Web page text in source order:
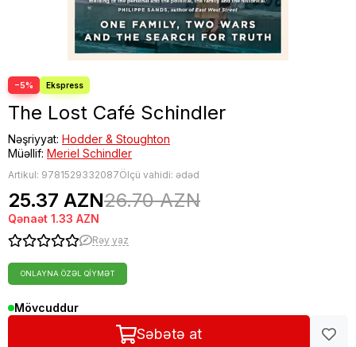
−5%
The Lost Café Schindler
Nəşriyyat: Hodder & Stoughton
Müəllif: Meriel Schindler
Artikul: 9781529332087Ölçü vahidi: ədəd
25.37 AZN26.70 AZN
Qənaət 1.33 AZN
Rəy yaz
ONLAYNA ÖZƏL QIYMƏT
Mövcuddur
Səbətə at